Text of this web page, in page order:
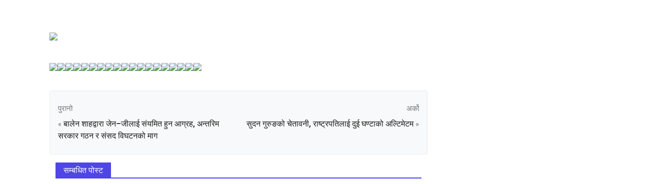
पुरानो
«बालेन शाहद्वारा जेन–जीलाई संयमित हुन आग्रह, अन्तरिम
सरकार गठन र संसद विघटनको माग
अर्को
सुदन गुरुङको चेतावनी, राष्ट्रपतिलाई दुई घण्टाको अल्टिमेटम»
सम्बधित पोस्ट